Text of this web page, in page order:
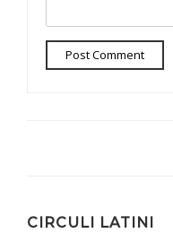
CIRCULI LATINI